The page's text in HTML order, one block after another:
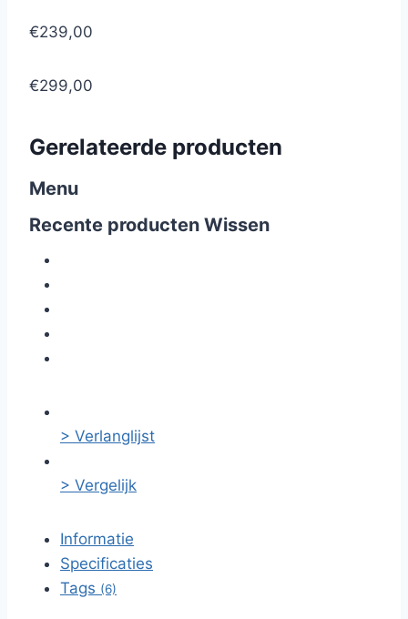
€239,00
€299,00
Gerelateerde producten
Menu
Recente producten Wissen
> Verlanglijst
> Vergelijk
Informatie
Specificaties
Tags (6)